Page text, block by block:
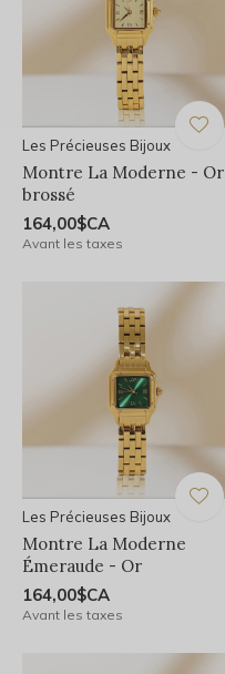
Les Précieuses Bijoux
Montre La Moderne - Or
brossé
164,00$CA
Avant les taxes
Les Précieuses Bijoux
Montre La Moderne
Émeraude - Or
164,00$CA
Avant les taxes